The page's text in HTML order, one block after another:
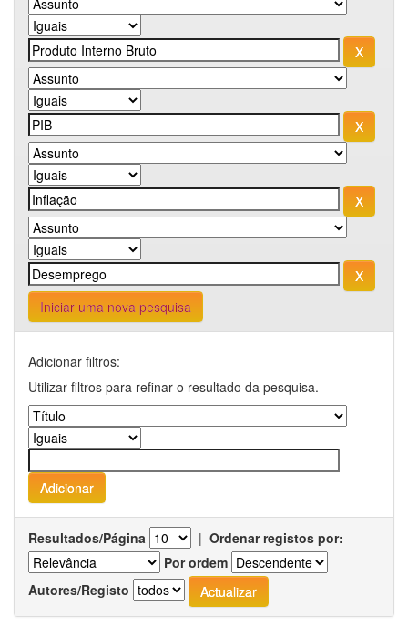
Iniciar uma nova pesquisa
Adicionar filtros:
Utilizar filtros para refinar o resultado da pesquisa.
Resultados/Página | Ordenar registos por:
Por ordem
Autores/Registo